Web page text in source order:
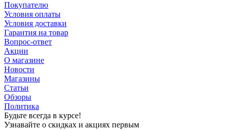
Покупателю
Условия оплаты
Условия доставки
Гарантия на товар
Вопрос-ответ
Акции
О магазине
Новости
Магазины
Статьи
Обзоры
Политика
Будьте всегда в курсе!
Узнавайте о скидках и акциях первым